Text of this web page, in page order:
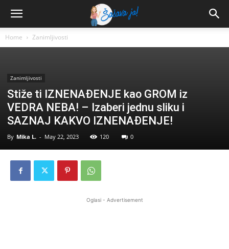
Home Zanimljivosti
Zanimljivosti
Stiže ti IZNENAĐENJE kao GROM iz
VEDRA NEBA! – Izaberi jednu sliku i
SAZNAJ KAKVO IZNENAĐENJE!
By Mika L. - May 22, 2023 120 0
Oglasi - Advertisement